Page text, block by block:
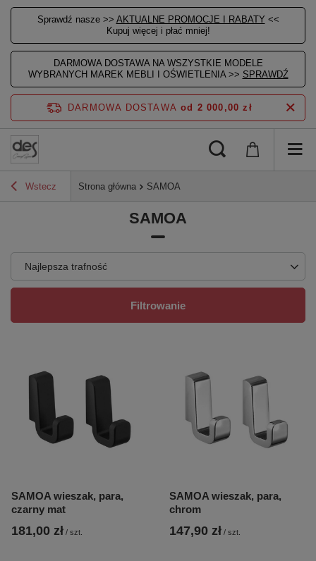
Sprawdź nasze >> AKTUALNE PROMOCJE I RABATY <<
Kupuj więcej i płać mniej!
DARMOWA DOSTAWA NA WSZYSTKIE MODELE
WYBRANYCH MAREK MEBLI I OŚWIETLENIA >> SPRAWDŹ
DARMOWA DOSTAWA od 2 000,00 zł
Wstecz Strona główna SAMOA
SAMOA
Najlepsza trafność
Filtrowanie
SAMOA wieszak, para,
czarny mat
181,00 zł / szt.
SAMOA wieszak, para,
chrom
147,90 zł / szt.